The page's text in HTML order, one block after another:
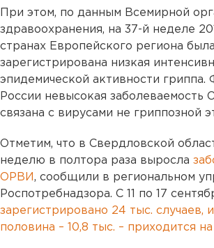
При этом, по данным Всемирной
здравоохранения, на 37-й неделе
странах Европейского региона была
зарегистрирована низкая
эпидемической активности гриппа.
России невысокая заболеваемость
связана с вирусами не гриппозной
Отметим, что в Свердловской
неделю в полтора раза выросла
ОРВИ , сообщили в региональном
Роспотребнадзора. С 11 по 17
зарегистрировано 24 тыс. случаев,
половина – 10,8 тыс. – приходится